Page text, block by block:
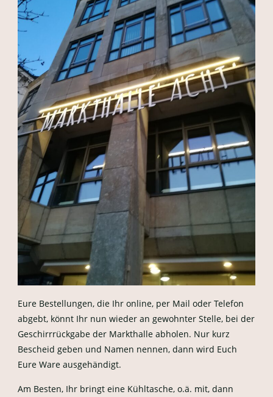
Eure Bestellungen, die Ihr online, per Mail oder Telefon
abgebt, könnt Ihr nun wieder an gewohnter Stelle, bei der
Geschirrrückgabe der Markthalle abholen. Nur kurz
Bescheid geben und Namen nennen, dann wird Euch
Eure Ware ausgehändigt.
Am Besten, Ihr bringt eine Kühltasche, o.ä. mit, dann